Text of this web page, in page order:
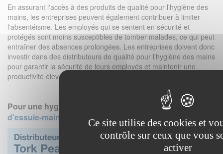
En assurant l'accès à des produits de qualité pour l'hygiène des
mains, les entreprises peuvent également contribuer à limiter
l'absentéisme. Les employés qui se sentent en sécurité et
protégés sont moins susceptibles de tomber malades, ce qui peut
entraîner des absences prolongées. Les entreprises doivent donc
investir dans des distributeurs de qualité pour l'hygiène des mains
pour garantir la sécurité de leurs employés et maintenir une
productivité élevée.
Pour une hygiène optimale optez pour lesdistributeurs
d'essuie-mains PeakServe.
Ce site utilise des cookies et
contrôle sur ceux que vous
activer